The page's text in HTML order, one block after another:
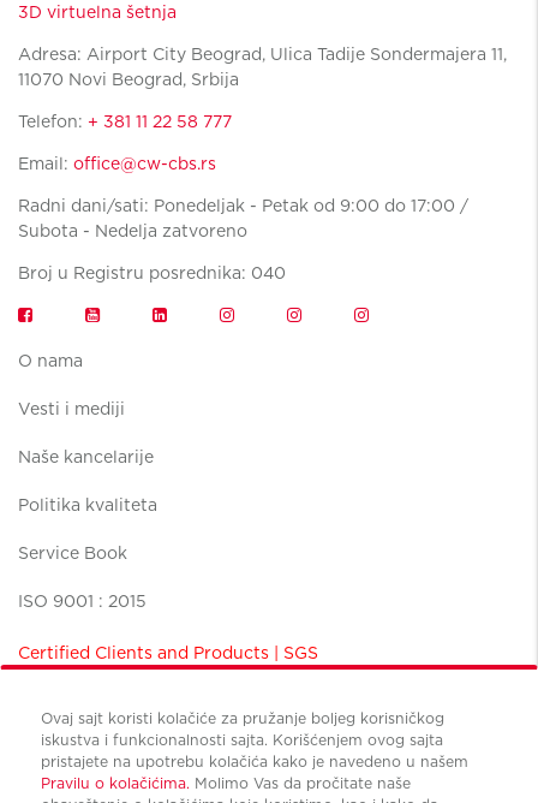
Ovaj sajt koristi kolačiće za pružanje boljeg korisničkog
iskustva i funkcionalnosti sajta. Korišćenjem ovog sajta
pristajete na upotrebu kolačića kako je navedeno u našem
Pravilu o kolačićima. Molimo Vas da pročitate naše
3D virtuelna šetnja
Adresa: Airport City Beograd, Ulica Tadije Sondermajera 11,
11070 Novi Beograd, Srbija
Telefon: + 381 11 22 58 777
Email: office@cw-cbs.rs
Radni dani/sati: Ponedeljak - Petak od 9:00 do 17:00 /
Subota - Nedelja zatvoreno
Broj u Registru posrednika: 040
O nama
Vesti i mediji
Naše kancelarije
Politika kvaliteta
Service Book
ISO 9001 : 2015
Certified Clients and Products | SGS
Uslovi korišćenja